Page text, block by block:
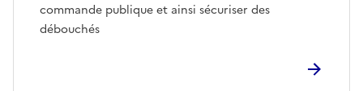
commande publique et ainsi sécuriser des
débouchés